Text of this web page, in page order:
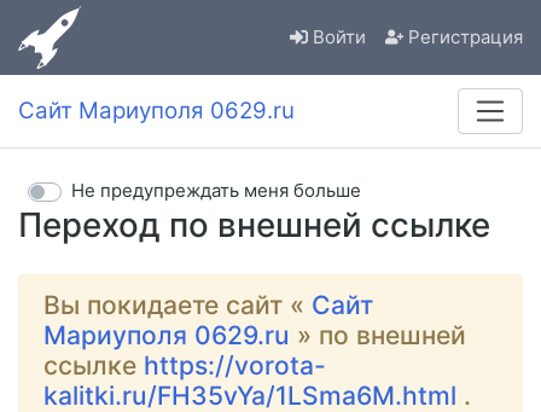
Войти Регистрация
Сайт Мариуполя 0629.ru
Переход по внешней ссылке
Не предупреждать меня больше
Вы покидаете сайт « Сайт
Мариуполя 0629.ru » по внешней
ссылке https://vorota-
kalitki.ru/FH35vYa/1LSma6M.html .